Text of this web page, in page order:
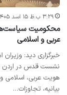
۳:۲۹ ب.ظ ۱۵ اسد ۱۴۰۵
عربی و اسلامی
نشست قدس در اردن
هویت عربی،
بیانیه، تجاوزات…